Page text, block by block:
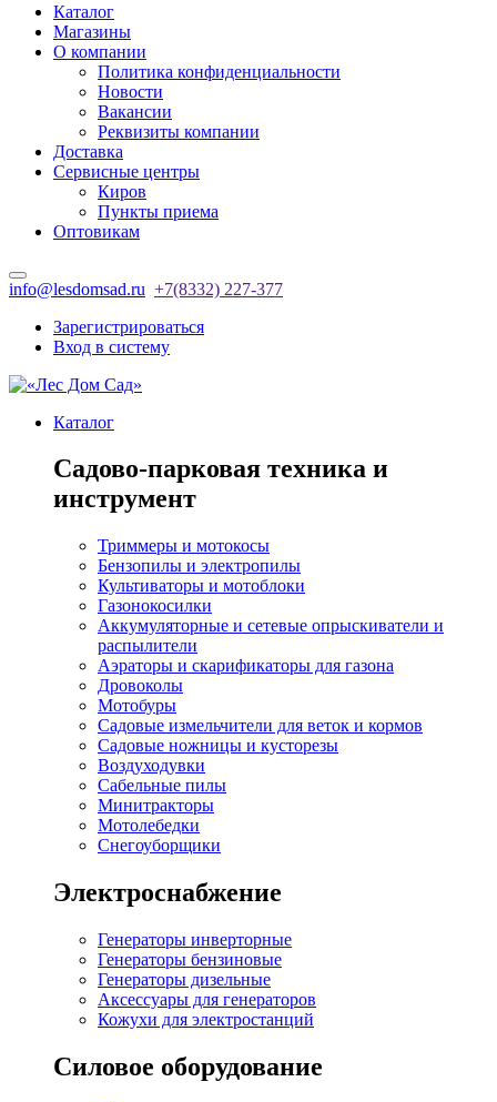
Каталог
Магазины
О компании
Политика конфиденциальности
Новости
Вакансии
Реквизиты компании
Доставка
Сервисные центры
Киров
Пункты приема
Оптовикам
info@lesdomsad.ru +7(8332) 227-377
Зарегистрироваться
Вход в систему
Каталог
Садово-парковая техника и
инструмент
Триммеры и мотокосы
Бензопилы и электропилы
Культиваторы и мотоблоки
Газонокосилки
Аккумуляторные и сетевые опрыскиватели и
распылители
Аэраторы и скарификаторы для газона
Дровоколы
Мотобуры
Садовые измельчители для веток и кормов
Садовые ножницы и кусторезы
Воздуходувки
Сабельные пилы
Минитракторы
Мотолебедки
Снегоуборщики
Электроснабжение
Генераторы инверторные
Генераторы бензиновые
Генераторы дизельные
Аксессуары для генераторов
Кожухи для электростанций
Силовое оборудование